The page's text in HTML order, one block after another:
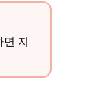
면 지